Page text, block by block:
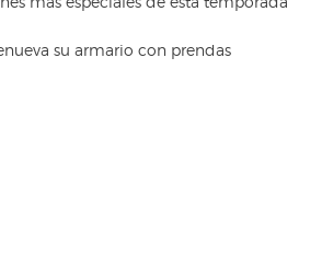
su armario con prendas